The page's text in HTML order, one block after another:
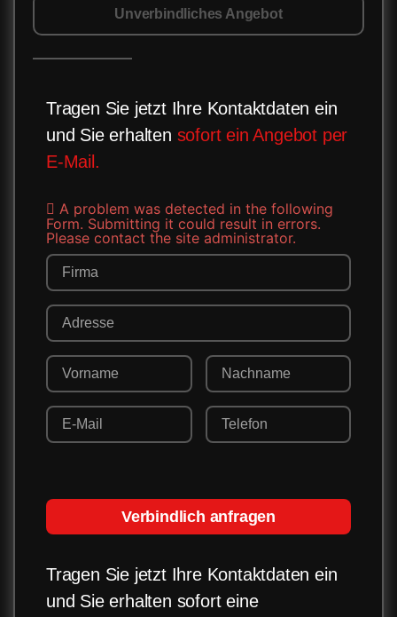
Unverbindliches Angebot
Tragen Sie jetzt Ihre Kontaktdaten ein
und Sie erhalten sofort ein Angebot per
E-Mail.
A problem was detected in the following
Form. Submitting it could result in errors.
Please contact the site administrator.
Verbindlich anfragen
Tragen Sie jetzt Ihre Kontaktdaten ein
und Sie erhalten sofort eine